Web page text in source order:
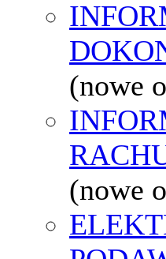
(nowe
(nowe